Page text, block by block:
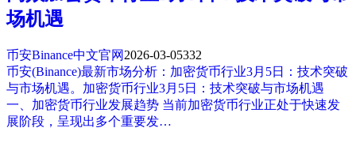
场机遇
币安Binance中文官网 2026-03-05332
币安(Binance)最新市场分析：加密货币行业3月5日：技术突破
与市场机遇。加密货币行业3月5日：技术突破与市场机遇
一、加密货币行业发展趋势 当前加密货币行业正处于快速发
展阶段，呈现出多个重要发…